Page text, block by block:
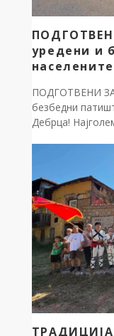
уредени и
ПОДГОТВЕНИ
безбедни
Дебрца!
пречекуваме
работно и на
сообраќајот и
денови
крајпатната